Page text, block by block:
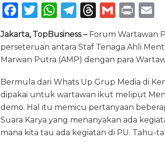
F
c
e
o
o
k
T
w
it
te
W
h
a
ts
p
p
T
e
g
m
T
re
a
s
G
ai
l
P
n
t
l
Jakarta, TopBusiness –Forum Wartawan
perseteruan antara Staf Tenaga Ahli
Marwan Putra (AMP) dengan para
Bermula dari Whats Up Grup Media di
dipakai untuk wartawan ikut meliput
demo. Hal itu memicu pertanyaan
Suara Karya yang menanyakan ada
mana kita tau ada kegiatan di PU. Tahu-